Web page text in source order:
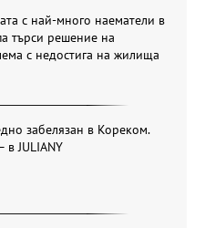
с най-много наематели в
търси решение на
с недостига на жилища
забелязан в Кореком.
в JULIANY